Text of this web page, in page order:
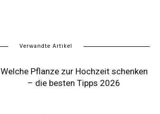
Verwandte Artikel
Welche Pflanze zur Hochzeit schenken
– die besten Tipps 2026